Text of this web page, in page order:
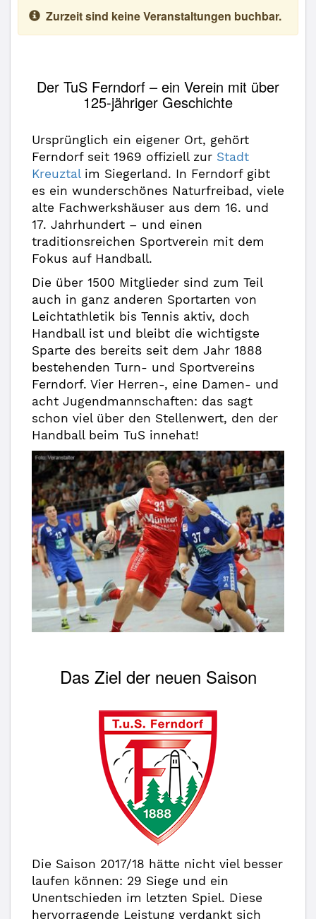
Zurzeit sind keine Veranstaltungen buchbar.
Der TuS Ferndorf – ein Verein mit über
125-jähriger Geschichte
Ursprünglich ein eigener Ort, gehört
Ferndorf seit 1969 offiziell zur Stadt
Kreuztalim Siegerland. In Ferndorf gibt
es ein wunderschönes Naturfreibad, viele
alte Fachwerkshäuser aus dem 16. und
17. Jahrhundert – und einen
traditionsreichen Sportverein mit dem
Fokus auf Handball.
Die über 1500 Mitglieder sind zum Teil
auch in ganz anderen Sportarten von
Leichtathletik bis Tennis aktiv, doch
Handball ist und bleibt die wichtigste
Sparte des bereits seit dem Jahr 1888
bestehenden Turn- und Sportvereins
Ferndorf. Vier Herren-, eine Damen- und
acht Jugendmannschaften: das sagt
schon viel über den Stellenwert, den der
Handball beim TuS innehat!
Das Ziel der neuen Saison
Die Saison 2017/18 hätte nicht viel besser
laufen können: 29 Siege und ein
Unentschieden im letzten Spiel. Diese
hervorragende Leistung verdankt sich